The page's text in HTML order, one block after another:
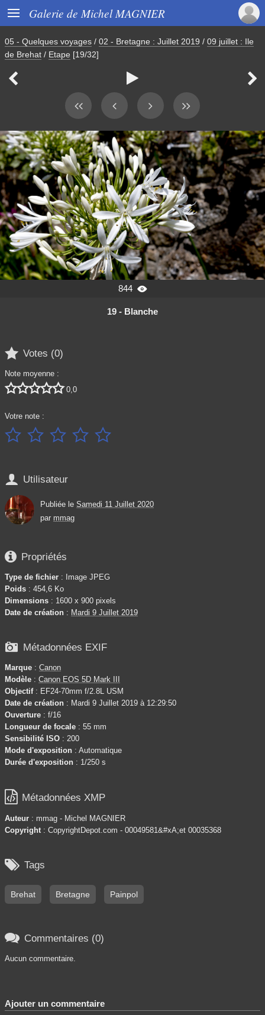
 Galerie de Michel MAGNIER
05 - Quelques voyages / 02 - Bretagne : Juillet 2019 / 09 juillet : Ile
de Brehat / Etape [19/32]
  
844 
19 - Blanche
 Votes (0)
Note moyenne :
 0,0
Votre note :
    
 Utilisateur
Publiée le Samedi 11 Juillet 2020
par mmag
 Propriétés
Type de fichier : Image JPEG
Poids : 454,6 Ko
Dimensions : 1600 x 900 pixels
Date de création : Mardi 9 Juillet 2019
 Métadonnées EXIF
Marque : Canon
Modèle : Canon EOS 5D Mark III
Objectif: EF24-70mm f/2.8L USM
Date de création : Mardi 9 Juillet 2019 à 12:29:50
Ouverture : f/16
Longueur de focale : 55 mm
Sensibilité ISO : 200
Mode d'exposition : Automatique
Durée d'exposition : 1/250 s
 Métadonnées XMP
Auteur : mmag - Michel MAGNIER
Copyright: CopyrightDepot.com - 00049581&#xA;et 00035368
 Tags
Brehat Bretagne Painpol
 Commentaires (0)
Aucun commentaire.
Ajouter un commentaire